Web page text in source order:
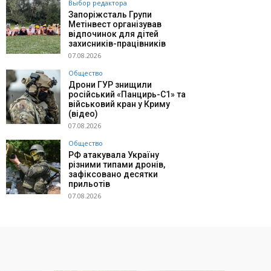
Выбор редактора
Запоріжсталь Групи
Метінвест організував
відпочинок для дітей
захисників-працівників
07.08.2026
Общество
Дрони ГУР знищили
російський «Панцирь-С1» та
військовий кран у Криму
(відео)
07.08.2026
Общество
РФ атакувала Україну
різними типами дронів,
зафіксовано десятки
прильотів
07.08.2026